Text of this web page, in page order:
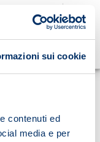
sui cookie
contenuti ed
media e per